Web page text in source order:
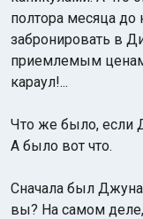
полтора месяца до
забронировать в
приемлемым
караул!...
Что же было, если
А было вот что.
Сначала был
вы? На самом деле,